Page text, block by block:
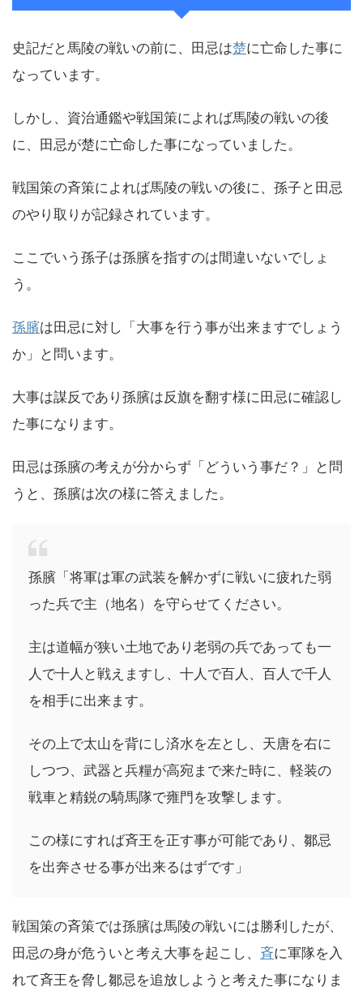
史記だと馬陵の戦いの前に、田忌は楚に亡命した事に
なっています。
しかし、資治通鑑や戦国策によれば馬陵の戦いの後
に、田忌が楚に亡命した事になっていました。
戦国策の斉策によれば馬陵の戦いの後に、孫子と田忌
のやり取りが記録されています。
ここでいう孫子は孫臏を指すのは間違いないでしょ
う。
孫臏は田忌に対し「大事を行う事が出来ますでしょう
か」と問います。
大事は謀反であり孫臏は反旗を翻す様に田忌に確認し
た事になります。
田忌は孫臏の考えが分からず「どういう事だ？」と問
うと、孫臏は次の様に答えました。
孫臏「将軍は軍の武装を解かずに戦いに疲れた弱
った兵で主（地名）を守らせてください。
主は道幅が狭い土地であり老弱の兵であっても一
人で十人と戦えますし、十人で百人、百人で千人
を相手に出来ます。
その上で太山を背にし済水を左とし、天唐を右に
しつつ、武器と兵糧が高宛まで来た時に、軽装の
戦車と精鋭の騎馬隊で雍門を攻撃します。
この様にすれば斉王を正す事が可能であり、鄒忌
を出奔させる事が出来るはずです」
戦国策の斉策では孫臏は馬陵の戦いには勝利したが、
田忌の身が危ういと考え大事を起こし、 斉に軍隊を入
れて斉王を脅し鄒忌を追放しようと考えた事になりま